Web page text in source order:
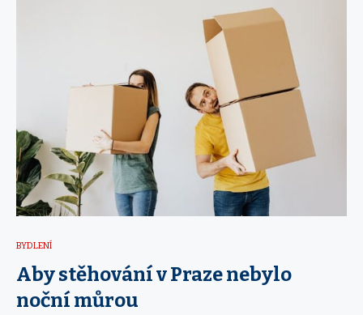
BYDLENÍ
Aby stěhování v Praze nebylo
noční můrou